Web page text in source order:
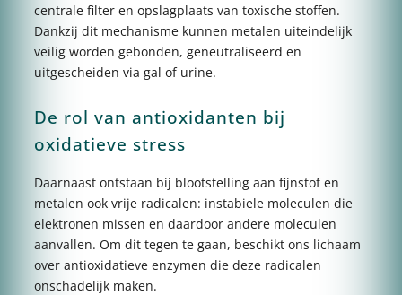
centrale filter en opslagplaats van toxische stoffen.
Dankzij dit mechanisme kunnen metalen uiteindelijk
veilig worden gebonden, geneutraliseerd en
uitgescheiden via gal of urine.
De rol van antioxidanten bij
oxidatieve stress
Daarnaast ontstaan bij blootstelling aan fijnstof en
metalen ook vrije radicalen: instabiele moleculen die
elektronen missen en daardoor andere moleculen
aanvallen. Om dit tegen te gaan, beschikt ons lichaam
over antioxidatieve enzymen die deze radicalen
onschadelijk maken.